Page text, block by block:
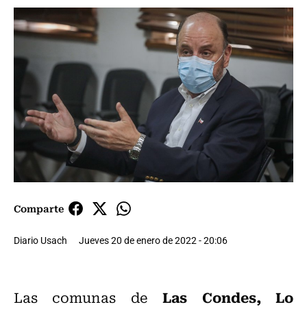
Comparte
Diario Usach Jueves 20 de enero de 2022 - 20:06
Las comunas deLas Condes, Lo